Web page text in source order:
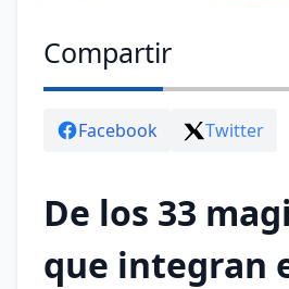
Compartir
Facebook Twitter
De los 33
que integran